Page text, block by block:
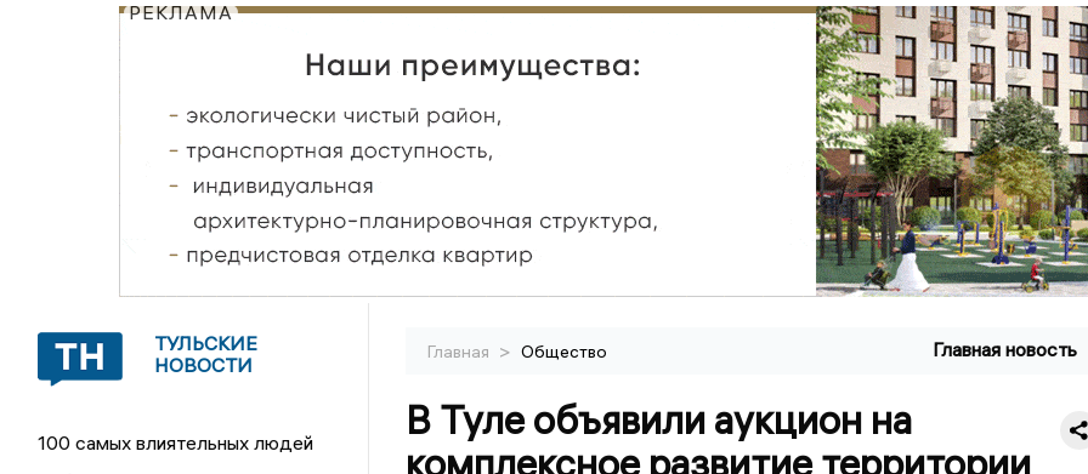
РЕКЛАМА
ТУЛЬСКИЕ
НОВОСТИ
100 самых влиятельных людей
Главная > Общество Главная новость
В Туле объявили аукцион на
комплексное развитие территории